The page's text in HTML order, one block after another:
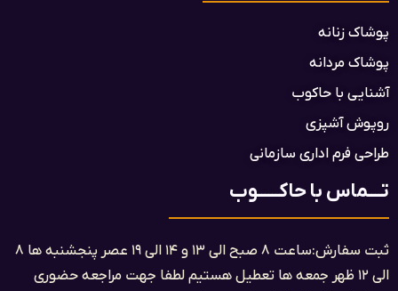
پوشاک زنانه
پوشاک مردانه
آشنایی با حاکوب
روپوش آشپزی
طراحی فرم اداری سازمانی
تــــماس با حاکــــــوب
ثبت سفارش:ساعت ۸ صبح الی ۱۳ و ۱۴ الی ۱۹ عصر پنجشنبه ها ۸
الی ۱۲ ظهر جمعه ها تعطیل هستیم لطفا جهت مراجعه حضوری